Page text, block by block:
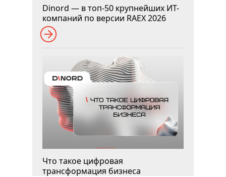
Dinord — в топ-50 крупнейших ИТ-
компаний по версии RAEX 2026
Что такое цифровая
трансформация бизнеса